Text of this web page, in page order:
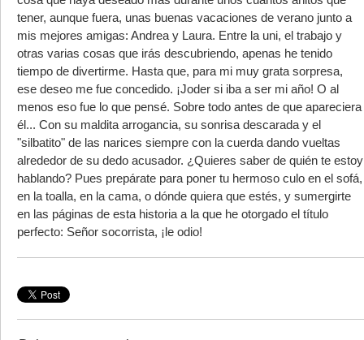
tener, aunque fuera, unas buenas vacaciones de verano junto a
mis mejores amigas: Andrea y Laura. Entre la uni, el trabajo y
otras varias cosas que irás descubriendo, apenas he tenido
tiempo de divertirme. Hasta que, para mi muy grata sorpresa,
ese deseo me fue concedido. ¡Joder si iba a ser mi año! O al
menos eso fue lo que pensé. Sobre todo antes de que apareciera
él... Con su maldita arrogancia, su sonrisa descarada y el
"silbatito" de las narices siempre con la cuerda dando vueltas
alrededor de su dedo acusador. ¿Quieres saber de quién te estoy
hablando? Pues prepárate para poner tu hermoso culo en el sofá,
en la toalla, en la cama, o dónde quiera que estés, y sumergirte
en las páginas de esta historia a la que he otorgado el título
perfecto: Señor socorrista, ¡le odio!